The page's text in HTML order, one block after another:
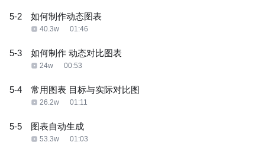
5-2 如何制作动态图表
40.3w 01:46
5-3 如何制作 动态对比图表
24w 00:53
5-4 常用图表 目标与实际对比图
26.2w 01:11
5-5 图表自动生成
53.3w 01:03